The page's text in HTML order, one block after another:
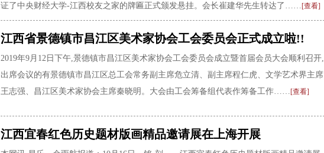
证了中央财经大学-江西校友之家的牌匾正式颁发悬挂。会长崔建华先生转达了…… [查看]
江西省景德镇市昌江区美术家协会工会委员会正式成立啦!!
2019年9月12日下午,景德镇市昌江区美术家协会工会委员会成立暨首届会员大会顺利召开,
出席会议的有景德镇市昌江区总工会常务副主席危立清、副主席程仁虎、文学艺术界主席
王志强、昌江区美术家协会主席秦晓明。大会由工会筹备组代表作筹备工作…… [查看]
江西宜春红色历史题材版画精品邀请展在上海开展